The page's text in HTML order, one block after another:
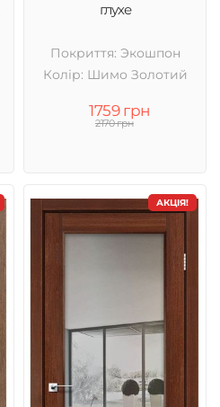
глухе
Покриття: Экошпон
Колір: Шимо Золотий
1759 грн
2170 грн
АКЦІЯ!